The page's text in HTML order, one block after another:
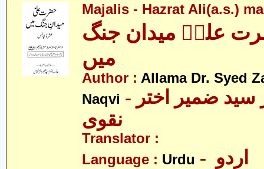
Majalis - Hazrat Ali(a.s.)
علیؑ میدان جنگ
Author : Allama Dr. Syed
Naqvi - علامہ ڈاکٹر سید ضمیر اختر
نقوی
Translator :
Language : Urdu